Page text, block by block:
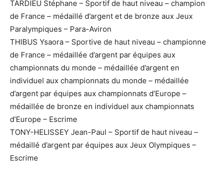
TARDIEU Stéphane – Sportif de haut niveau – champion
de France – médaillé d’argent et de bronze aux Jeux
Paralympiques – Para-Aviron
THIBUS Ysaora – Sportive de haut niveau – championne
de France – médaillée d’argent par équipes aux
championnats du monde – médaillée d’argent en
individuel aux championnats du monde – médaillée
d’argent par équipes aux championnats d’Europe –
médaillée de bronze en individuel aux championnats
d’Europe – Escrime
TONY-HELISSEY Jean-Paul – Sportif de haut niveau –
médaillé d’argent par équipes aux Jeux Olympiques –
Escrime